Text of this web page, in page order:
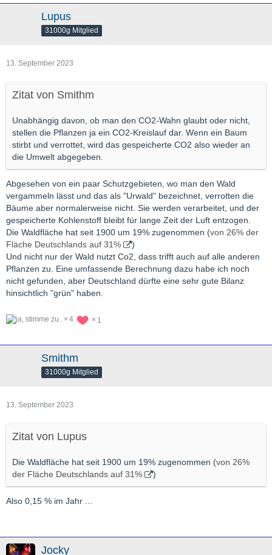
Lupus
31000g Mitglied
13. September 2023
Zitat von Smithm
Unabhängig davon, ob man den CO2-Wahn glaubt oder nicht,
stellen die Pflanzen ja ein CO2-Kreislauf dar. Wenn ein Baum
stirbt und verrottet, wird das gespeicherte CO2 also wieder an
die Umwelt abgegeben.
Abgesehen von ein paar Schutzgebieten, wo man den Wald
vergammeln lässt und das als "Urwald" bezeichnet, verrotten die
Bäume aber normalerweise nicht. Sie werden verarbeitet, und der
gespeicherte Kohlenstoff bleibt für lange Zeit der Luft entzogen.
Die Waldfläche hat seit 1900 um 19% zugenommen (von 26% der
Fläche Deutschlands auf 31%
)
Und nicht nur der Wald nutzt Co2, dass trifft auch auf alle anderen
Pflanzen zu. Eine umfassende Berechnung dazu habe ich noch
nicht gefunden, aber Deutschland dürfte eine sehr gute Bilanz
hinsichtlich "grün" haben.
4 1
Smithm
31000g Mitglied
13. September 2023
Zitat von Lupus
Die Waldfläche hat seit 1900 um 19% zugenommen (von 26%
der Fläche Deutschlands auf 31%
)
Also 0,15 % im Jahr ...
Jocky